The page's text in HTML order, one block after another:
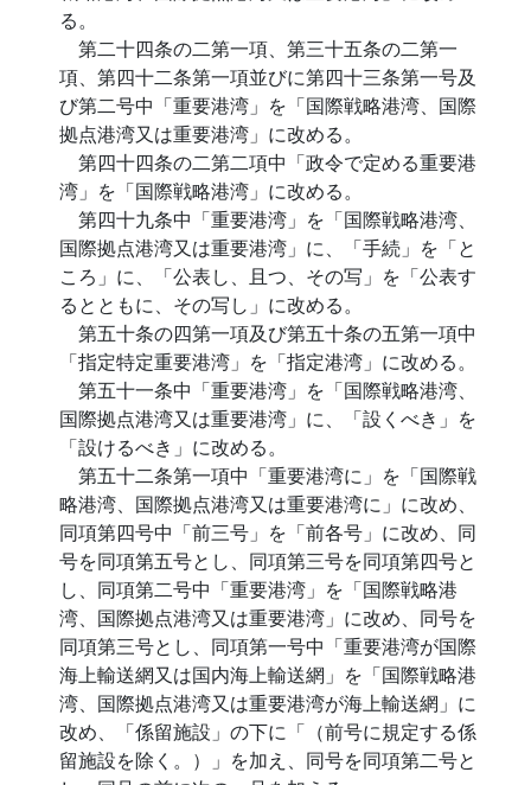
る。
第二十四条の二第一項、第三十五条の二第一
項、第四十二条第一項並びに第四十三条第一号及
び第二号中「重要港湾」を「国際戦略港湾、国際
拠点港湾又は重要港湾」に改める。
第四十四条の二第二項中「政令で定める重要港
湾」を「国際戦略港湾」に改める。
第四十九条中「重要港湾」を「国際戦略港湾、
国際拠点港湾又は重要港湾」に、「手続」を「と
ころ」に、「公表し、且つ、その写」を「公表す
るとともに、その写し」に改める。
第五十条の四第一項及び第五十条の五第一項中
「指定特定重要港湾」を「指定港湾」に改める。
第五十一条中「重要港湾」を「国際戦略港湾、
国際拠点港湾又は重要港湾」に、「設くべき」を
「設けるべき」に改める。
第五十二条第一項中「重要港湾に」を「国際戦
略港湾、国際拠点港湾又は重要港湾に」に改め、
同項第四号中「前三号」を「前各号」に改め、同
号を同項第五号とし、同項第三号を同項第四号と
し、同項第二号中「重要港湾」を「国際戦略港
湾、国際拠点港湾又は重要港湾」に改め、同号を
同項第三号とし、同項第一号中「重要港湾が国際
海上輸送網又は国内海上輸送網」を「国際戦略港
湾、国際拠点港湾又は重要港湾が海上輸送網」に
改め、「係留施設」の下に「（前号に規定する係
留施設を除く。）」を加え、同号を同項第二号と